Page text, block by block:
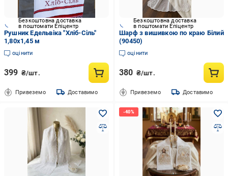
Безкоштовна доставка
в поштомати Епіцентр
Рушник Едельвіка "Хліб-Сіль"
1,80х1,45 м
оцінити
399 ₴/шт.
Привеземо Доставимо
Безкоштовна доставка
в поштомати Епіцентр
Шарф з вишивкою по краю Білий
(90450)
оцінити
380 ₴/шт.
Привеземо Доставимо